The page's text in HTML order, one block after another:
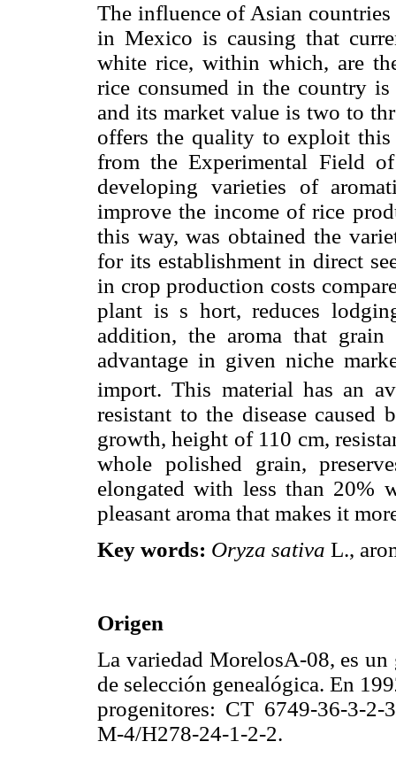
The influence of Asian
in Mexico is causing that
white rice, within which, are
rice consumed in the country
and its market value is two to
offers the quality to exploit
from the Experimental Field
developing varieties of
improve the income of rice
this way, was obtained the
for its establishment in direct
in crop production costs
plant is s hort, reduces
addition, the aroma that
advantage in given niche
import. This material has an
resistant to the disease
growth, height of 110 cm,
whole polished grain,
elongated with less than 20%
pleasant aroma that makes it
Key words: Oryza sativa L.,
Origen
La variedad MorelosA-08, es
de selección genealógica. En
progenitores: CT 6749-36-3-
M-4/H278-24-1-2-2.